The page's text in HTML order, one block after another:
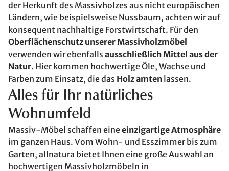
der Herkunft des Massivholzes aus nicht europäischen
Ländern, wie beispielsweise Nussbaum, achten wir auf
konsequent nachhaltige Forstwirtschaft. Für den
Oberflächenschutz unserer Massivholzmöbel
verwenden wir ebenfalls ausschließlich Mittel aus der
Natur. Hier kommen hochwertige Öle, Wachse und
Farben zum Einsatz, die das Holz amten lassen.
Alles für Ihr natürliches
Wohnumfeld
Massiv-Möbel schaffen eineeinzigartige Atmosphäre
im ganzen Haus. Vom Wohn- und Esszimmer bis zum
Garten, allnatura bietet Ihnen eine große Auswahl an
hochwertigen Massivholzmöbeln in